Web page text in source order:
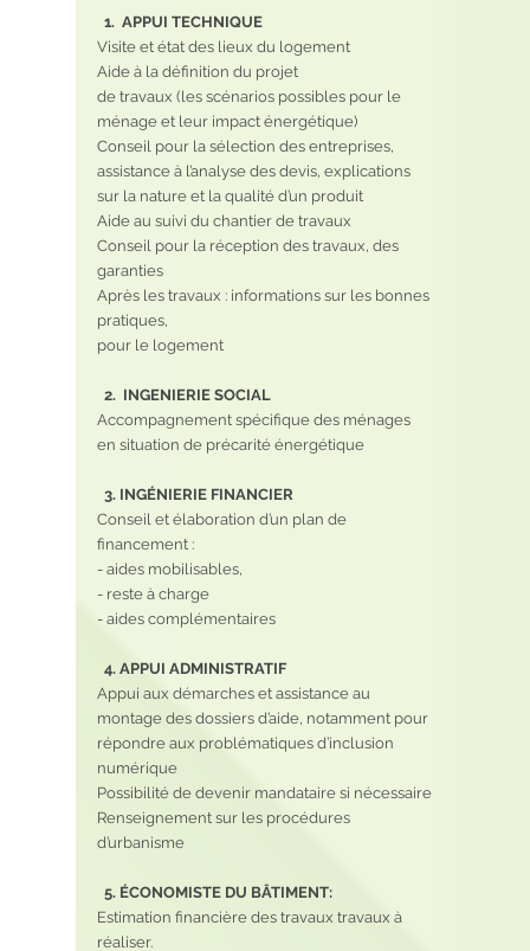
  1.  APPUI TECHNIQUE
Visite et état des lieux du logement
Aide à la définition du projet
de travaux (les scénarios possibles pour le
ménage et leur impact énergétique)
Conseil pour la sélection des entreprises,
assistance à l’analyse des devis, explications
sur la nature et la qualité d’un produit
Aide au suivi du chantier de travaux
Conseil pour la réception des travaux, des
garanties
Après les travaux : informations sur les bonnes
pratiques,
pour le logement
  2.  INGENIERIE SOCIAL
Accompagnement spécifique des ménages
en situation de précarité énergétique
  3. INGÉNIERIE FINANCIER
Conseil et élaboration d’un plan de
financement :
- aides mobilisables,
- reste à charge
- aides complémentaires
4. APPUI ADMINISTRATIF
Appui aux démarches et assistance au
montage des dossiers d’aide, notamment pour
répondre aux problématiques d’inclusion
numérique
Possibilité de devenir mandataire si nécessaire
Renseignement sur les procédures
d’urbanisme
  5. ÉCONOMISTE DU BÂTIMENT:
Estimation financière des travaux travaux à
réaliser.